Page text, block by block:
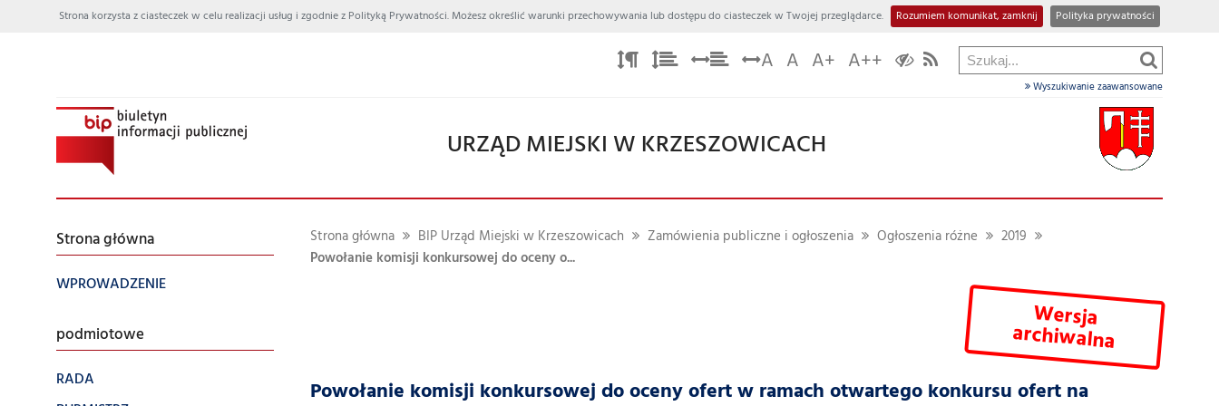
Strona korzysta z ciasteczek w celu realizacji usług i zgodnie z Polityką Prywatności. Możesz określić warunki przechowywania lub dostępu do ciasteczek w Twojej przeglądarce. Rozumiem komunikat, zamknij Polityka prywatności
A A A+ A++
Wyszukiwanie zaawansowane
URZĄD MIEJSKI W KRZESZOWICACH
Strona główna
WPROWADZENIE
podmiotowe
RADA
Strona główna BIP Urząd Miejski w Krzeszowicach Zamówienia publiczne i ogłoszenia Ogłoszenia różne
2019
Powołanie komisji konkursowej do oceny o...
Wersja
archiwalna
Powołanie komisji konkursowej do oceny ofert w ramach otwartego konkursu ofert na